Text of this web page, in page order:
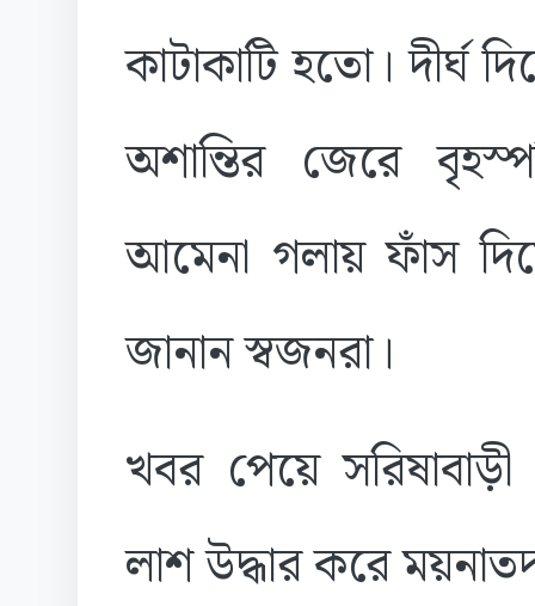
কাটাকাটি হতো। দীর্ঘ
অশান্তির জেরে
আমেনা গলায় ফাঁস
জানান স্বজনরা।
খবর পেয়ে
লাশ উদ্ধার করে